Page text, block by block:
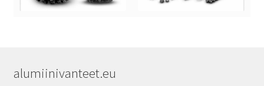
alumiinivanteet.eu